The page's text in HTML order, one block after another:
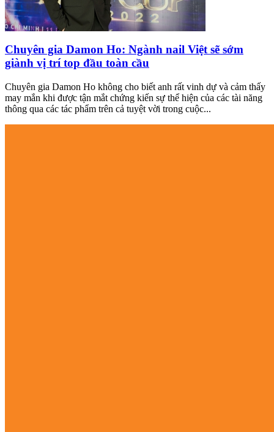
Chuyên gia Damon Ho: Ngành nail Việt sẽ sớm
giành vị trí top đầu toàn cầu
Chuyên gia Damon Ho không cho biết anh rất vinh dự và cảm thấy
may mắn khi được tận mắt chứng kiến sự thể hiện của các tài năng
thông qua các tác phẩm trên cả tuyệt vời trong cuộc...